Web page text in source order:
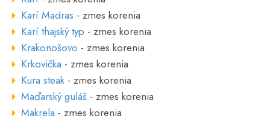
Karí Madras - zmes korenia
Karí thajský typ - zmes korenia
Krakonošovo - zmes korenia
Krkovička - zmes korenia
Kura steak - zmes korenia
Maďarský guláš - zmes korenia
Makrela - zmes korenia